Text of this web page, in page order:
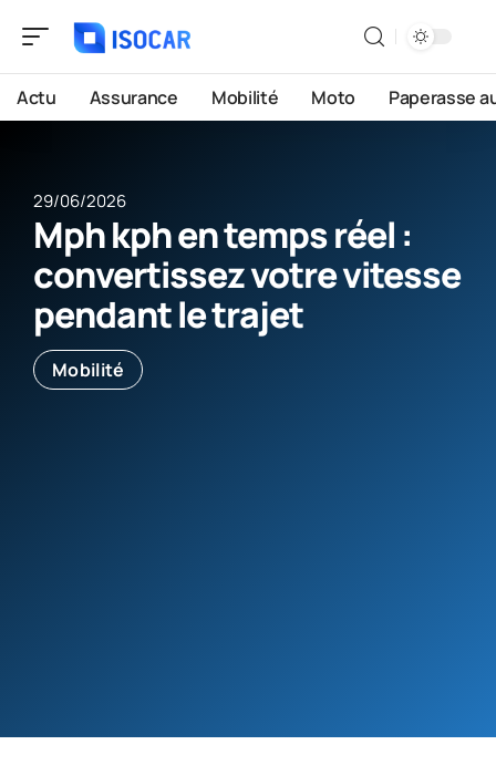
Actu Assurance Mobilité Moto Paperasse
29/06/2026
Mph kph en temps réel :
convertissez votre vitesse
pendant le trajet
Mobilité